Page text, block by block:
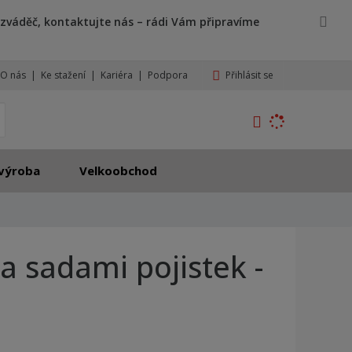
kontaktujte nás – rádi Vám připravíme
O nás Ke stažení Kariéra Podpora Přihlásit se
l
t
e
Velkoobchod
sadami pojistek -